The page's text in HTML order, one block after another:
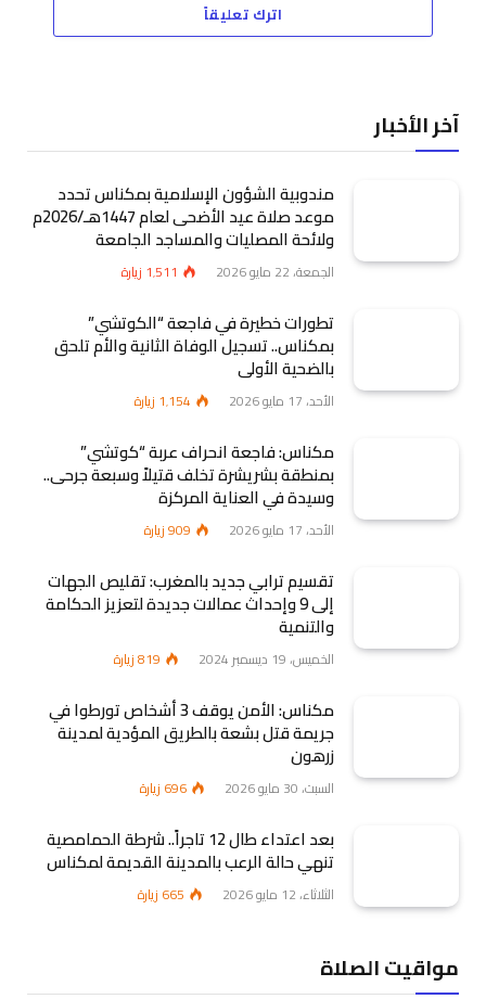
اترك تعليقاً
آخر الأخبار
مندوبية الشؤون الإسلامية بمكناس تحدد
موعد صلاة عيد الأضحى لعام 1447هـ/2026م
ولائحة المصليات والمساجد الجامعة
الجمعة، 22 مايو 2026 1٬511 زيارة
تطورات خطيرة في فاجعة “الكوتشي”
بمكناس.. تسجيل الوفاة الثانية والأم تلحق
بالضحية الأولى
الأحد، 17 مايو 2026 1٬154 زيارة
مكناس: فاجعة انحراف عربة “كوتشي”
بمنطقة بشريشرة تخلف قتيلاً وسبعة جرحى..
وسيدة في العناية المركزة
الأحد، 17 مايو 2026 909زيارة
تقسيم ترابي جديد بالمغرب: تقليص الجهات
إلى 9 وإحداث عمالات جديدة لتعزيز الحكامة
والتنمية
الخميس، 19 ديسمبر 2024 819زيارة
مكناس: الأمن يوقف 3 أشخاص تورطوا في
جريمة قتل بشعة بالطريق المؤدية لمدينة
زرهون
السبت، 30 مايو 2026 696 زيارة
بعد اعتداء طال 12 تاجراً.. شرطة الحمامصية
تنهي حالة الرعب بالمدينة القديمة لمكناس
الثلاثاء، 12 مايو 2026 665 زيارة
مواقيت الصلاة